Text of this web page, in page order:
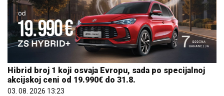
Hibrid broj 1 koji osvaja Evropu, sada po specijalnoj
akcijskoj ceni od 19.990€ do 31.8.
03. 08. 2026 13:23